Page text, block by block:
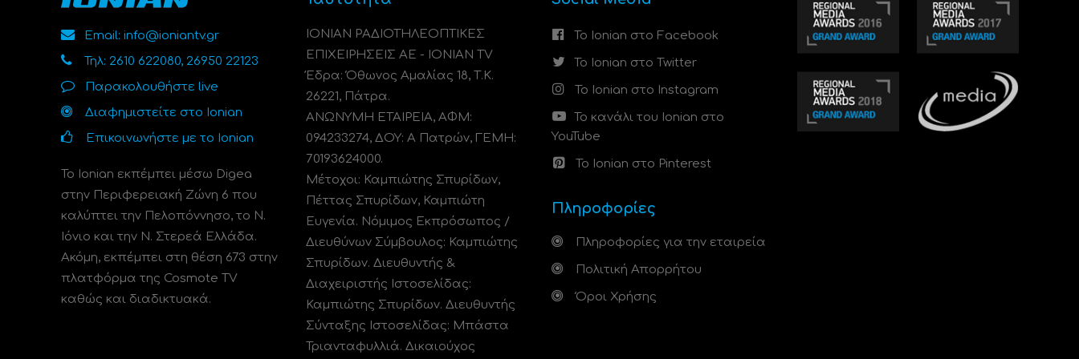
Email: info@ioniantv.gr
Τηλ: 2610 622080, 26950 22123
Παρακολουθήστε live
Διαφημιστείτε στο Ionian
Επικοινωνήστε με το Ionian
Το Ionian εκπέμπει μέσω Digea
στην Περιφερειακή Ζώνη 6 που
καλύπτει την Πελοπόννησο, το N.
Ιόνιο και την Ν. Στερεά Ελλάδα.
Ακόμη, εκπέμπει στη θέση 673 στην
πλατφόρμα της Cosmote TV
καθώς και διαδικτυακά.
ΙΟΝΙΑΝ ΡΑΔΙΟΤΗΛΕΟΠΤΙΚΕΣ
ΕΠΙΧΕΙΡΗΣΕΙΣ ΑΕ - IONIAN TV
Έδρα: Όθωνος Αμαλίας 18, Τ.Κ.
26221, Πάτρα.
ΑΝΩΝΥΜΗ ΕΤΑΙΡΕΙΑ, ΑΦΜ:
094233274, ΔΟΥ: A Πατρών, ΓΕΜΗ:
70193624000.
Μέτοχοι: Καμπιώτης Σπυρίδων,
Πέττας Σπυρίδων, Καμπιώτη
Ευγενία. Νόμιμος Εκπρόσωπος /
Διευθύνων Σύμβουλος: Καμπιώτης
Σπυρίδων. Διευθυντής &
Διαχειριστής Ιστοσελίδας:
Καμπιώτης Σπυρίδων. Διευθυντής
Σύνταξης Ιστοσελίδας: Μπάστα
Τριανταφυλλιά. Δικαιούχος
Το Ionian στο Facebook
Το Ionian στο Twitter
Το Ionian στο Instagram
Το κανάλι του Ionian στο
YouTube
Το Ionian στο Pinterest
Πληροφορίες
Πληροφορίες για την εταιρεία
Πολιτική Απορρήτου
Όροι Χρήσης